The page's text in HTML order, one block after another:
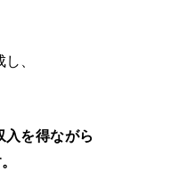
、
を得ながら